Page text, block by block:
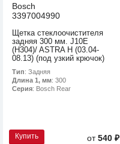
Bosch
3397004990
Щетка стеклоочистителя
задняя 300 мм. J10E
(H304)/ ASTRA H (03.04-
08.13) (под узкий крючок)
Тип: Задняя
Длина 1, мм: 300
Серия: Bosch Rear
Купить от540 ₽